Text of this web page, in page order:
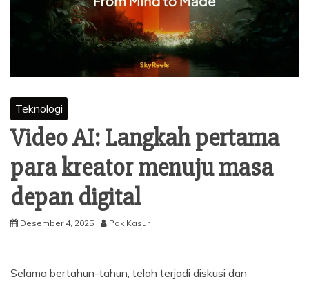
Teknologi
Video AI: Langkah pertama
para kreator menuju masa
depan digital
Desember 4, 2025 Pak Kasur
Selama bertahun-tahun, telah terjadi diskusi dan